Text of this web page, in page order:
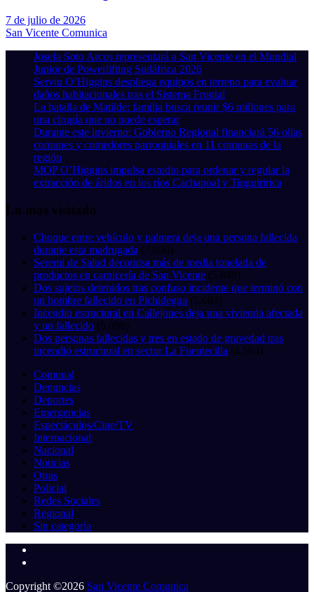
7 de julio de 2026
San Vicente Comunica
Josefa Soto Arcos representará a San Vicente en el Mundial
Junior de Powerlifting Sudáfrica 2026
Serviu O’Higgins despliega equipos en terreno para evaluar
daños habitacionales tras el Sistema Frontal
La batalla de Matilde: familia busca reunir $6 millones para
una cirugía que no puede esperar
Durante este invierno: Gobierno Regional financiará 56 ollas
comunes y comedores parroquiales en 11 comunas de la
región
MOP O’Higgins impulsa estudio para ordenar y regular la
extracción de áridos en los ríos Cachapoal y Tinguiririca
Lo más visitado
Choque entre vehículo y palmera deja una persona fallecida
durante esta madrugada (7.696)
Seremi de Salud decomisa más de media tonelada de
productos en carnicería de San Vicente (5.849)
Dos sujetos detenidos tras confuso incidente que terminó con
un hombre fallecido en Pichidegua (5.604)
Incendio estructural en Callejones deja una vivienda afectada
y un fallecido (5.098)
Dos personas fallecidas y tres en estado de gravedad tras
incendio estructural en sector La Fuentecilla (4.564)
Comunal
Denuncias
Deportes
Emergencias
Espectáculos/Cine/TV
Internacional
Nacional
Noticias
Otras
Policial
Redes Sociales
Regional
Sin categoría
Copyright ©2026 San Vicente Comunica